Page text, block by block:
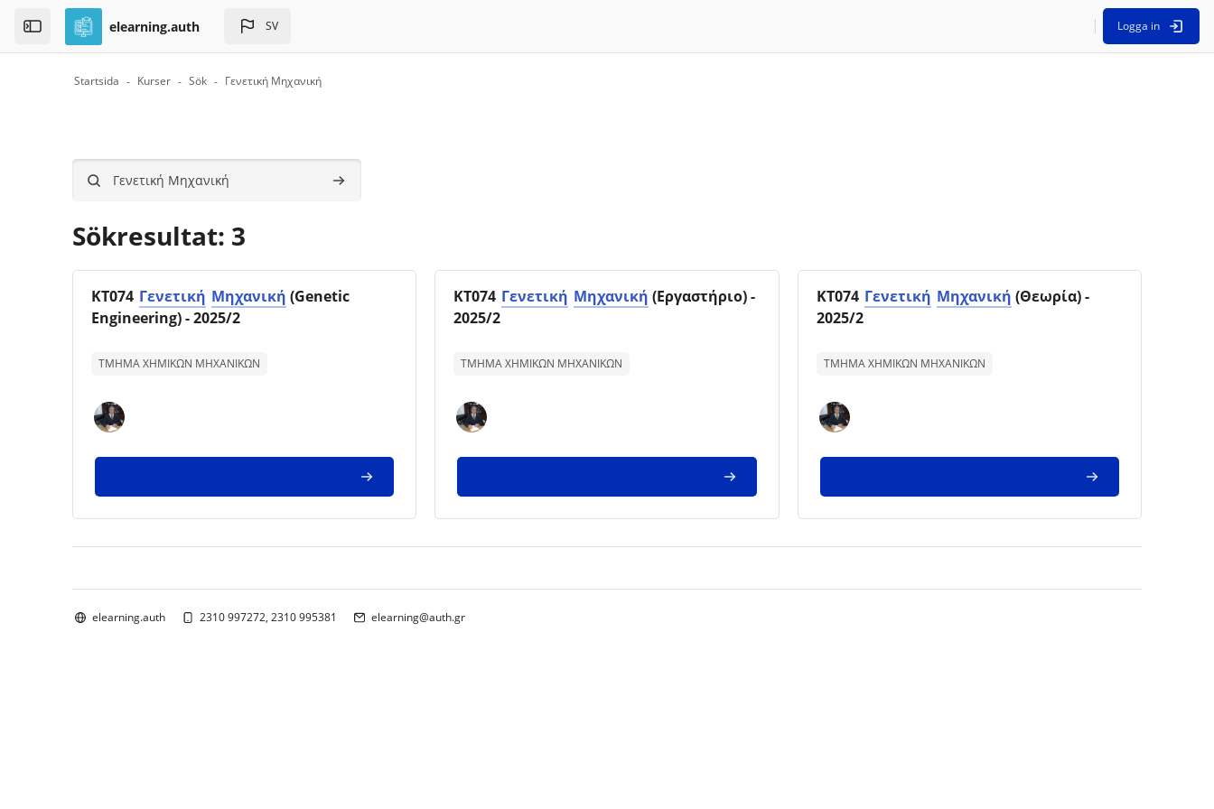
Skip to sidebar navigation menu
Skip to page footer
Gå direkt till huvudinnehåll
Open the sidebarelearning.auth SV Logga in
Startsida Kurser Sök Γενετική Μηχανική
Block
Sök kurser Sök kurser
Sökresultat: 3
Kursbild
Kursnamn
ΚΤ074 Γενετική Μηχανική (Genetic
Engineering) - 2025/2
ΤΜΗΜΑ ΧΗΜΙΚΩΝ ΜΗΧΑΝΙΚΩΝ
Kursbild
Kursnamn
ΚΤ074 Γενετική Μηχανική (Εργαστήριο) -
2025/2
ΤΜΗΜΑ ΧΗΜΙΚΩΝ ΜΗΧΑΝΙΚΩΝ
Kursbild
Kursnamn
ΚΤ074 Γενετική Μηχανική (Θεωρία) -
2025/2
ΤΜΗΜΑ ΧΗΜΙΚΩΝ ΜΗΧΑΝΙΚΩΝ
elearning.auth 2310 997272, 2310 995381 elearning@auth.gr